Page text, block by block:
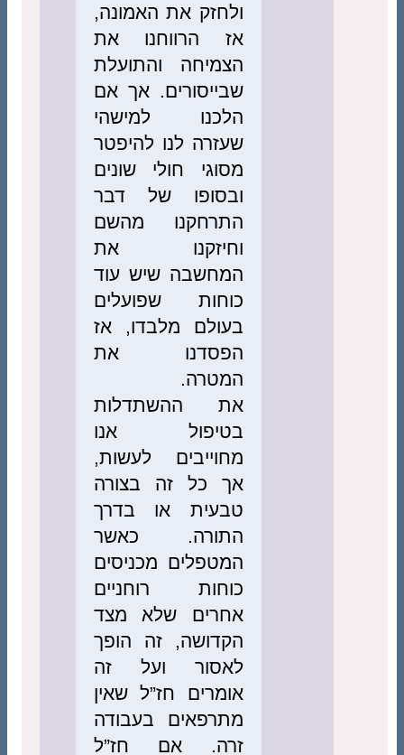
ולחזק את האמונה,
אז הרווחנו את
הצמיחה והתועלת
שבייסורים. אך אם
הלכנו למישהי
שעזרה לנו להיפטר
מסוגי חולי שונים
ובסופו של דבר
התרחקנו מהשם
וחיזקנו את
המחשבה שיש עוד
כוחות שפועלים
בעולם מלבדו, אז
הפסדנו את
המטרה.
את ההשתדלות
בטיפול אנו
מחוייבים לעשות,
אך כל זה בצורה
טבעית או בדרך
התורה. כאשר
המטפלים מכניסים
כוחות רוחניים
אחרים שלא מצד
הקדושה, זה הופך
לאסור ועל זה
אומרים חז”ל שאין
מתרפאים בעבודה
זרה. אם חז”ל